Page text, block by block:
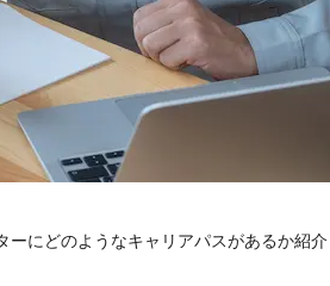
にどのようなキャリアパスがあるか紹介